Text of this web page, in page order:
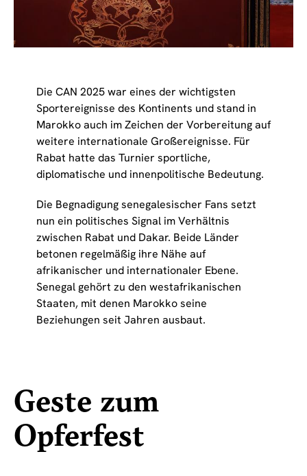
Die CAN 2025 war eines der wichtigsten
Sportereignisse des Kontinents und stand in
Marokko auch im Zeichen der Vorbereitung auf
weitere internationale Großereignisse. Für
Rabat hatte das Turnier sportliche,
diplomatische und innenpolitische Bedeutung.
Die Begnadigung senegalesischer Fans setzt
nun ein politisches Signal im Verhältnis
zwischen Rabat und Dakar. Beide Länder
betonen regelmäßig ihre Nähe auf
afrikanischer und internationaler Ebene.
Senegal gehört zu den westafrikanischen
Staaten, mit denen Marokko seine
Beziehungen seit Jahren ausbaut.
Geste zum
Opferfest